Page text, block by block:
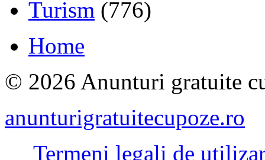
Turism (776)
Home
© 2026 Anunturi gratuite
anunturigratuitecupoze.ro
Termeni legali de